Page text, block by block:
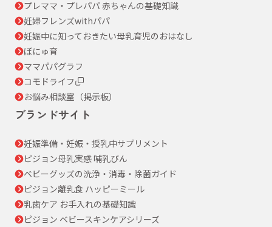
プレママ・プレパパ 赤ちゃんの基礎知識
妊婦フレンズwithパパ
妊娠中に知っておきたい母乳育児のおはなし
ぼにゅ育
ママパパグラフ
コモドライフ
お悩み相談室（掲示板）
ブランドサイト
妊娠準備・妊娠・授乳中サプリメント
ピジョン母乳実感 哺乳びん
ベビーグッズの洗浄・消毒・除菌ガイド
ピジョン離乳食 ハッピーミール
乳歯ケア お手入れの基礎知識
ピジョン ベビースキンケアシリーズ